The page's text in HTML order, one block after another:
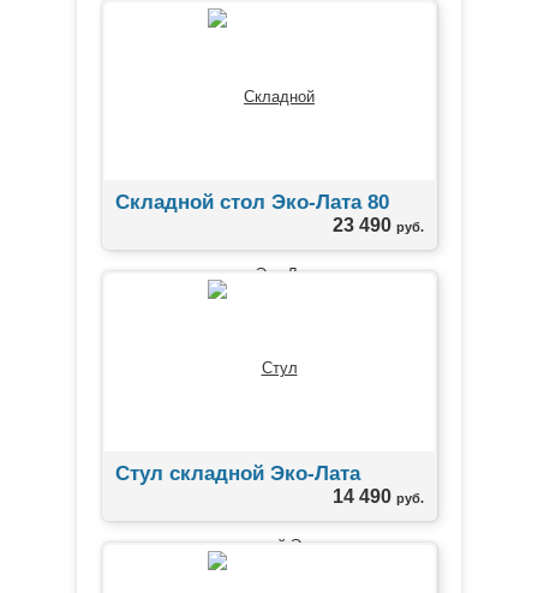
Складной стол Эко-Лата 80
23 490 руб.
Стул складной Эко-Лата
14 490 руб.